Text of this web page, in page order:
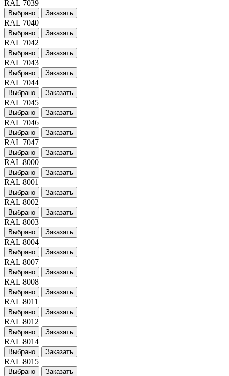
RAL 7039
Выбрано Заказать
RAL 7040
Выбрано Заказать
RAL 7042
Выбрано Заказать
RAL 7043
Выбрано Заказать
RAL 7044
Выбрано Заказать
RAL 7045
Выбрано Заказать
RAL 7046
Выбрано Заказать
RAL 7047
Выбрано Заказать
RAL 8000
Выбрано Заказать
RAL 8001
Выбрано Заказать
RAL 8002
Выбрано Заказать
RAL 8003
Выбрано Заказать
RAL 8004
Выбрано Заказать
RAL 8007
Выбрано Заказать
RAL 8008
Выбрано Заказать
RAL 8011
Выбрано Заказать
RAL 8012
Выбрано Заказать
RAL 8014
Выбрано Заказать
RAL 8015
Выбрано Заказать